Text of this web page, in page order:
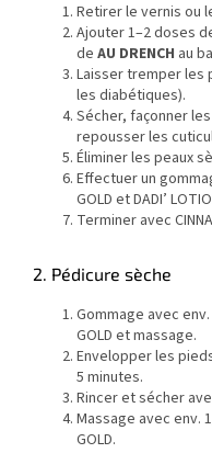
Retirer le vernis ou
Ajouter 1–2 doses
de AU DRENCH au
Laisser tremper les
les diabétiques).
Sécher, façonner
repousser les
Éliminer les peaux
Effectuer un
GOLD et DADI’
Terminer avec
2. Pédicure sèche
Gommage avec env.
GOLD et massage.
Envelopper les
5 minutes.
Rincer et sécher
Massage avec env.
GOLD.